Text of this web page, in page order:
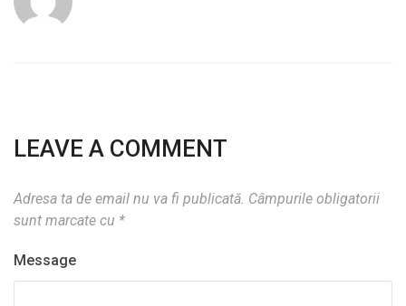
LEAVE A COMMENT
Adresa ta de email nu va fi publicată. Câmpurile obligatorii
sunt marcate cu *
Message